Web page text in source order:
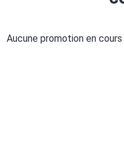
Aucune promotion en